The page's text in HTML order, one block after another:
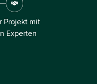
Projekt mit
Experten